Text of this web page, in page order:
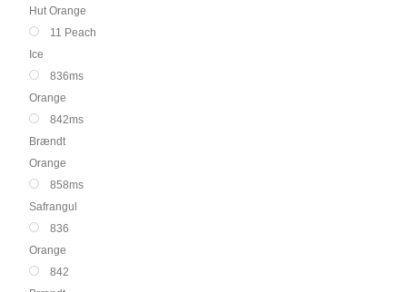
Hut Orange
11 Peach
Ice
836ms
Orange
842ms
Brændt
Orange
858ms
Safrangul
836
Orange
842